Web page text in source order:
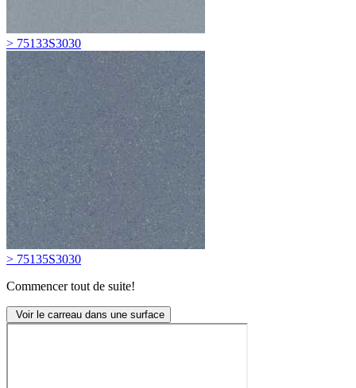
> 75133S3030
> 75135S3030
Commencer tout de suite!
Voir le carreau dans une surface